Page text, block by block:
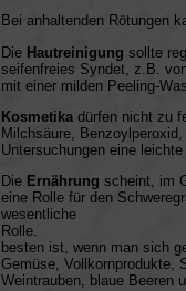
Bei anhaltenden Rötungen
Die Hautreinigung sollte
seifenfreies Syndet, z.B.
mit einer milden Peeling-
Kosmetika dürfen nicht zu
Milchsäure,
Untersuchungen eine
Die Ernährung scheint, im
eine Rolle für den
wesentliche
besten ist, wenn man sich
Gemüse, Vollkornprodukte,
Weintrauben, blaue Beeren